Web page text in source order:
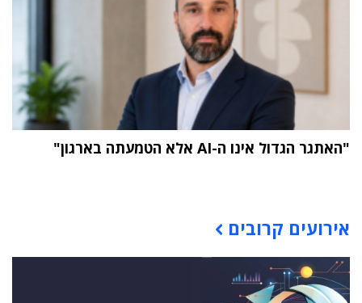
"האתגר הגדול אינו ה-AI אלא הטמעתה בארגון"
אירועים קרובים